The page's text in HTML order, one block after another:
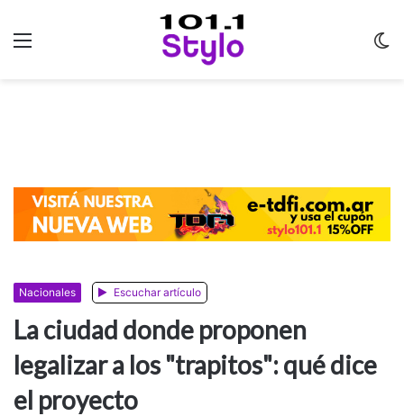
Nacionales Escuchar artículo
La ciudad donde proponen
legalizar a los "trapitos": qué dice
el proyecto